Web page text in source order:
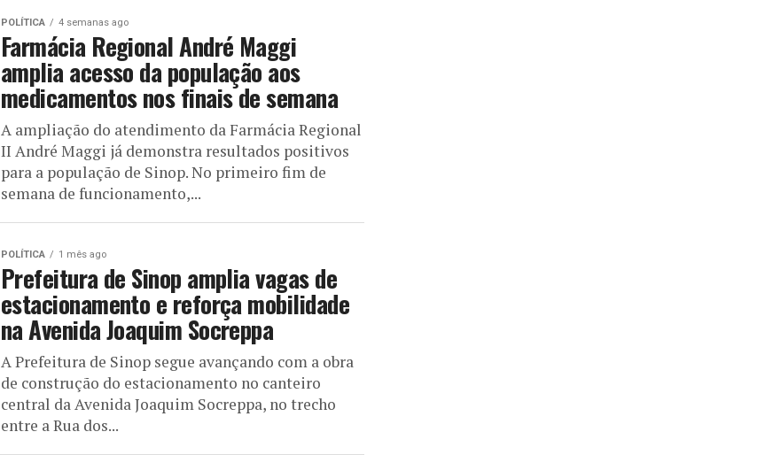
POLÍTICA 4 semanas ago
Farmácia Regional André Maggi
amplia acesso da população aos
medicamentos nos finais de semana
A ampliação do atendimento da Farmácia Regional
II André Maggi já demonstra resultados positivos
para a população de Sinop. No primeiro fim de
semana de funcionamento,...
POLÍTICA 1 mês ago
Prefeitura de Sinop amplia vagas de
estacionamento e reforça mobilidade
na Avenida Joaquim Socreppa
A Prefeitura de Sinop segue avançando com a obra
de construção do estacionamento no canteiro
central da Avenida Joaquim Socreppa, no trecho
entre a Rua dos...